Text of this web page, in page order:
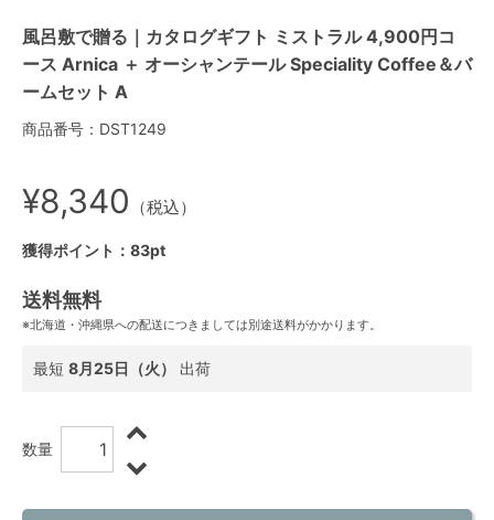
風呂敷で贈る｜カタログギフト ミストラル 4,900円コ
ース Arnica ＋ オーシャンテール Speciality Coffee＆バ
ームセット A
商品番号：DST1249
¥8,340 （税込）
獲得ポイント：83pt
送料無料
※北海道・沖縄県への配送につきましては別途送料がかかります。
最短 8月25日（火） 出荷
数量